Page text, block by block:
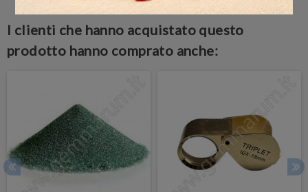
I clienti che hanno acquistato questo
prodotto hanno comprato anche: